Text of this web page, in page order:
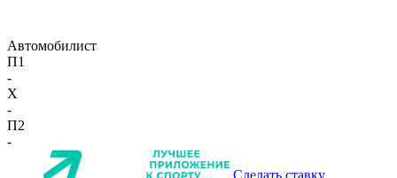
Автомобилист
П1
-
X
-
П2
-
Сделать ставку